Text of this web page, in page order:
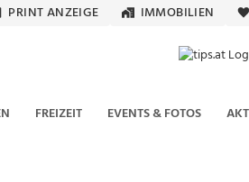
PRINT ANZEIGE IMMOBILIEN
FREIZEIT EVENTS & FOTOS